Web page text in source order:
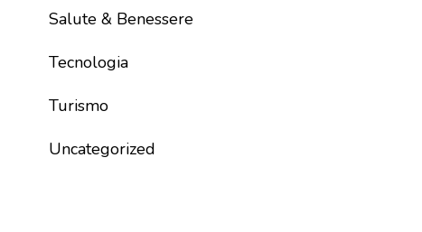
Salute & Benessere
Tecnologia
Turismo
Uncategorized